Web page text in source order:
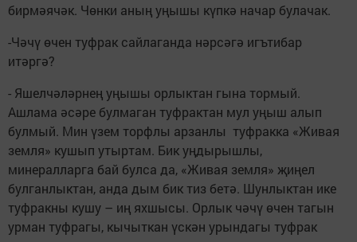
бирмәячәк. Чөнки аның уңышы күпкә начар булачак.
-Чәчү өчен туфрак сайлаганда нәрсәгә игътибар
итәргә?
- Яшелчәләрнең уңышы орлыктан гына тормый.
Ашлама әсәре булмаган туфрактан мул уңыш алып
булмый. Мин үзем торфлы арзанлы туфракка «Живая
земля» кушып утыртам. Бик уңдырышлы,
минералларга бай булса да, «Живая земля» җиңел
булганлыктан, анда дым бик тиз бетә. Шунлыктан ике
туфракны кушу – иң яхшысы. Орлык чәчү өчен тагын
урман туфрагы, кычыткан үскән урындагы туфрак